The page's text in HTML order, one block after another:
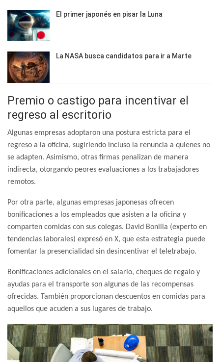
El primer japonés en pisar la Luna
La NASA busca candidatos para ir a Marte
Premio o castigo para incentivar el
regreso al escritorio
Algunas empresas adoptaron una postura estricta para el
regreso a la oficina, sugiriendo incluso la renuncia a quienes no
se adapten. Asimismo, otras firmas penalizan de manera
indirecta, otorgando peores evaluaciones a los trabajadores
remotos.
Por otra parte, algunas empresas japonesas ofrecen
bonificaciones a los empleados que asisten a la oficina y
comparten comidas con sus colegas. David Bonilla (experto en
tendencias laborales) expresó en X, que esta estrategia puede
fomentar la presencialidad sin desincentivar el teletrabajo.
Bonificaciones adicionales en el salario, cheques de regalo y
ayudas para el transporte son algunas de las recompensas
ofrecidas. También proporcionan descuentos en comidas para
aquellos que acuden a sus lugares de trabajo.